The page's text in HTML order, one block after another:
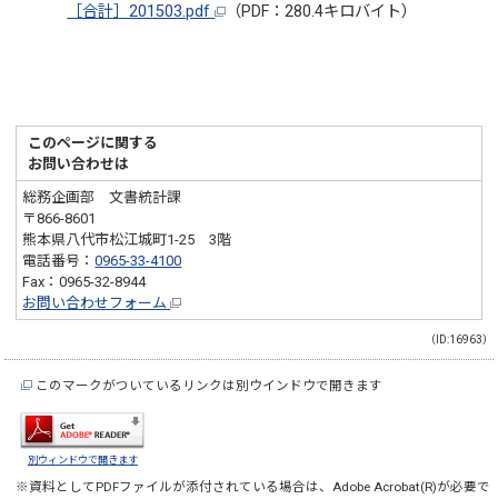
［合計］201503.pdf
（PDF：280.4キロバイト）
このページに関する
お問い合わせは
総務企画部 文書統計課
〒866-8601
熊本県八代市松江城町1-25 3階
電話番号：0965-33-4100
Fax：0965-32-8944
お問い合わせフォーム
（ID:16963）
このマークがついているリンクは別ウインドウで開きます
別ウィンドウで開きます
※資料としてPDFファイルが添付されている場合は、 Adobe Acrobat(R)が必要で